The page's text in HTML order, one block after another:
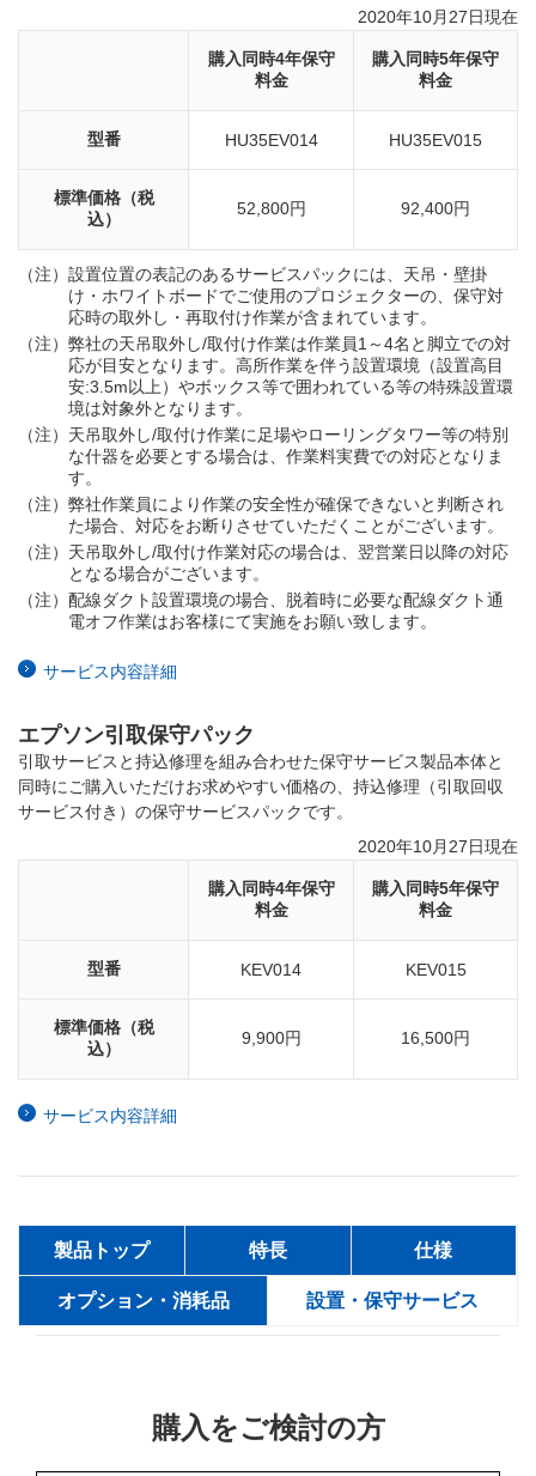
2020年10月27日現在
購入同時4年保守
料金
購入同時5年保守
料金
型番 HU35EV014 HU35EV015
標準価格（税
込）
52,800円 92,400円
（注） 設置位置の表記のあるサービスパックには、天吊・壁掛
け・ホワイトボードでご使用のプロジェクターの、保守対
応時の取外し・再取付け作業が含まれています。
（注） 弊社の天吊取外し/取付け作業は作業員1～4名と脚立での対
応が目安となります。高所作業を伴う設置環境（設置高目
安:3.5m以上）やボックス等で囲われている等の特殊設置環
境は対象外となります。
（注） 天吊取外し/取付け作業に足場やローリングタワー等の特別
な什器を必要とする場合は、作業料実費での対応となりま
す。
（注） 弊社作業員により作業の安全性が確保できないと判断され
た場合、対応をお断りさせていただくことがございます。
（注） 天吊取外し/取付け作業対応の場合は、翌営業日以降の対応
となる場合がございます。
（注） 配線ダクト設置環境の場合、脱着時に必要な配線ダクト通
電オフ作業はお客様にて実施をお願い致します。
サービス内容詳細
エプソン引取保守パック
引取サービスと持込修理を組み合わせた保守サービス製品本体と
同時にご購入いただけお求めやすい価格の、持込修理（引取回収
サービス付き）の保守サービスパックです。
2020年10月27日現在
購入同時4年保守
料金
購入同時5年保守
料金
型番 KEV014 KEV015
標準価格（税
込）
9,900円 16,500円
サービス内容詳細
製品トップ 特長 仕様
オプション・消耗品 設置・保守サービス
購入をご検討の方